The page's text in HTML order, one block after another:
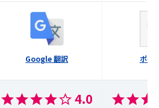
Google 翻訳 ポケ
4.0